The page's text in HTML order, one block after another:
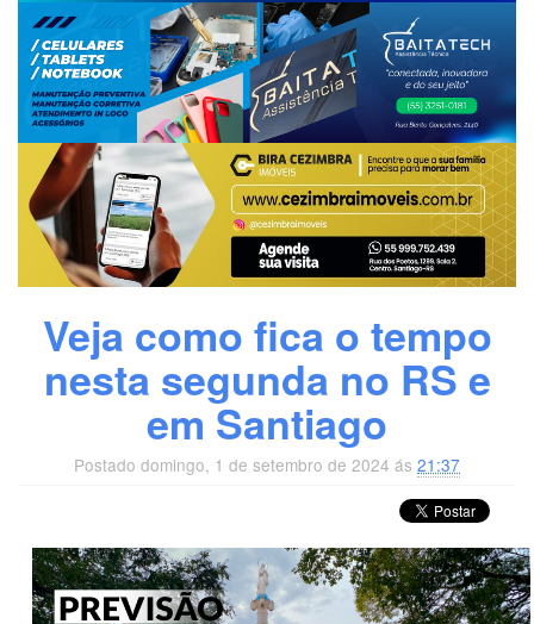
Veja como fica o tempo
nesta segunda no RS e
em Santiago
Postado domingo, 1 de setembro de 2024 ás 21:37